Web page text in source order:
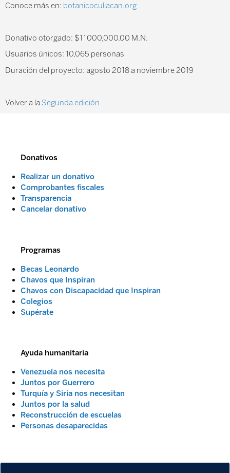
Conoce más en: botanicoculiacan.org
Donativo otorgado: $1´000,000.00 M.N.
Usuarios únicos: 10,065 personas
Duración del proyecto: agosto 2018 a noviembre 2019
Volver a la Segunda edición
Donativos
Realizar un donativo
Comprobantes fiscales
Transparencia
Cancelar donativo
Programas
Becas Leonardo
Chavos que Inspiran
Chavos con Discapacidad que Inspiran
Colegios
Supérate
Ayuda humanitaria
Venezuela nos necesita
Juntos por Guerrero
Turquía y Siria nos necesitan
Juntos por la salud
Reconstrucción de escuelas
Personas desaparecidas